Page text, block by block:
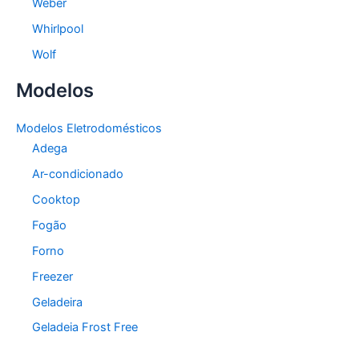
Weber
Whirlpool
Wolf
Modelos
Modelos Eletrodomésticos
Adega
Ar-condicionado
Cooktop
Fogão
Forno
Freezer
Geladeira
Geladeia Frost Free